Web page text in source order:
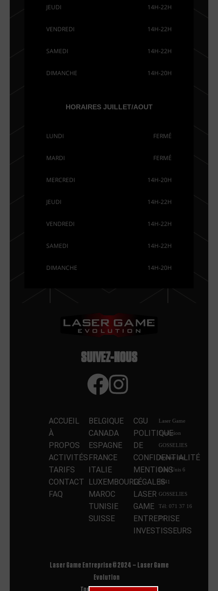
JEUDI 14H-22H
VENDREDI 14H-22H
SAMEDI 14H-22H
DIMANCHE 14H-20H
HORAIRES JUILLET/AOUT
LUNDI FERMÉ
MARDI FERMÉ
MERCREDI 14H-20H
JEUDI 14H-22H
VENDREDI 14H-22H
SAMEDI 14H-22H
DIMANCHE 14H-20H
SUIVEZ-NOUS
ACCUEIL
À
PROPOS
ACTIVITÉS
TARIFS
CONTACT
FAQ
BELGIQUE
CANADA
ESPAGNE
FRANCE
ITALIE
LUXEMBOURG
MAROC
TUNISIE
SUISSE
CGU
POLITIQUE
DE
CONFIDENTIALITÉ
MENTIONS
LÉGALES
LASER
GAME
ENTREPRISE
INVESTISSEURS
Laser Game
Evolution
GOSSELIES
Avenue des
Etats Unis 6
6041
GOSSELIES
Tél: 071 37 16
75
Laser Game Entreprise © 2024 – Laser Game
Evolution